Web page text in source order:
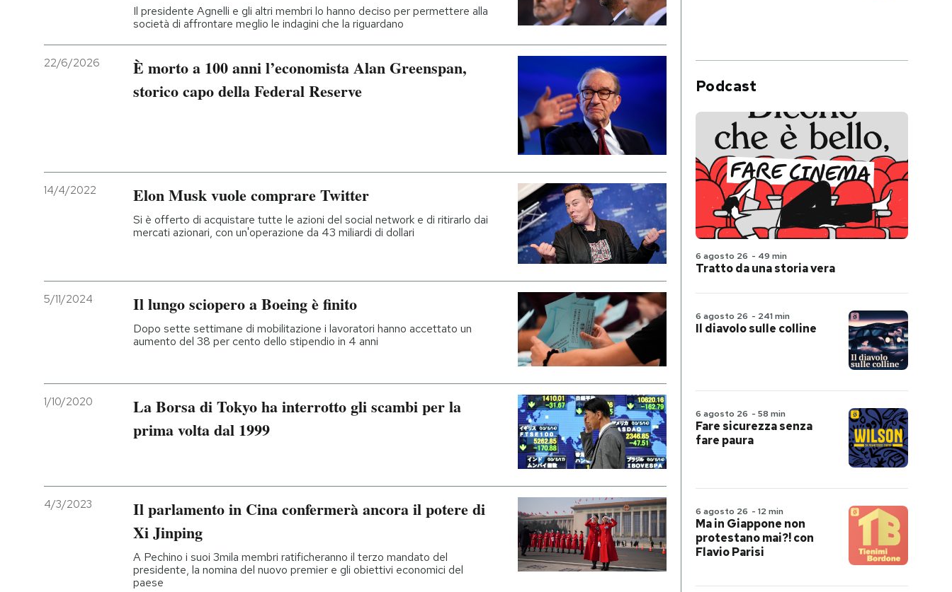
Il presidente Agnelli e gli altri membri lo hanno deciso per permettere alla
società di affrontare meglio le indagini che la riguardano
22/6/2026
È morto a 100 anni l’economista Alan Greenspan,
storico capo della Federal Reserve
14/4/2022 Elon Musk vuole comprare Twitter
Si è offerto di acquistare tutte le azioni del social network e di ritirarlo dai
mercati azionari, con un'operazione da 43 miliardi di dollari
5/11/2024 Il lungo sciopero a Boeing è finito
Dopo sette settimane di mobilitazione i lavoratori hanno accettato un
aumento del 38 per cento dello stipendio in 4 anni
1/10/2020
La Borsa di Tokyo ha interrotto gli scambi per la
prima volta dal 1999
4/3/2023
Il parlamento in Cina confermerà ancora il potere di
Xi Jinping
A Pechino i suoi 3mila membri ratificheranno il terzo mandato del
presidente, la nomina del nuovo premier e gli obiettivi economici del
paese
Podcast
6 agosto 26 - 49 min
Tratto da una storia vera
6 agosto 26 - 241 min
Il diavolo sulle colline
6 agosto 26 - 58 min
Fare sicurezza senza
fare paura
6 agosto 26 - 12 min
Ma in Giappone non
protestano mai?! con
Flavio Parisi